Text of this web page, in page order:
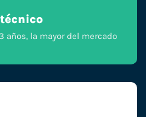
años, la mayor del mercado